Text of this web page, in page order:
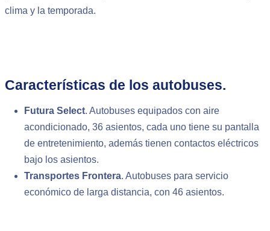
clima y la temporada.
Características de los autobuses.
Futura Select. Autobuses equipados con aire
acondicionado, 36 asientos, cada uno tiene su pantalla
de entretenimiento, además tienen contactos eléctricos
bajo los asientos.
Transportes Frontera. Autobuses para servicio
económico de larga distancia, con 46 asientos.